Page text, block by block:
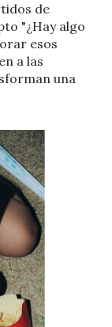
de
"¿Hay algo
esos
a las
una